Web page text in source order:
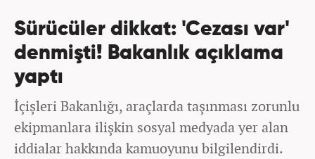
Sürücüler dikkat: 'Cezası var'
denmişti! Bakanlık açıklama
yaptı
İçişleri Bakanlığı, araçlarda taşınması zorunlu
ekipmanlara ilişkin sosyal medyada yer alan
iddialar hakkında kamuoyunu bilgilendirdi.